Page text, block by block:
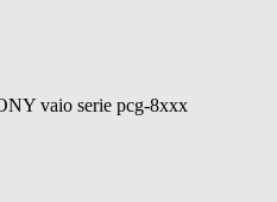
vaio serie pcg-8xxx